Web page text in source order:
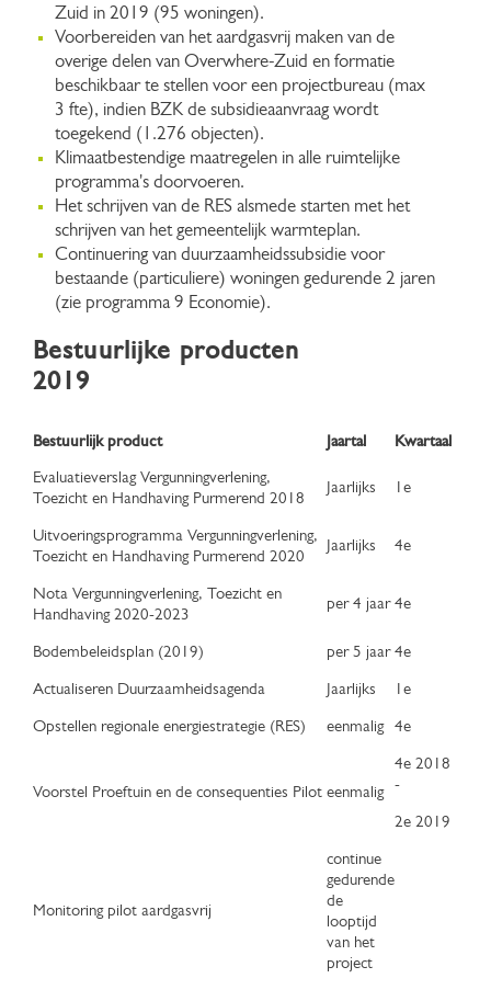
Zuid in 2019 (95 woningen).
Voorbereiden van het aardgasvrij maken van de
overige delen van Overwhere-Zuid en formatie
beschikbaar te stellen voor een projectbureau (max
3 fte), indien BZK de subsidieaanvraag wordt
toegekend (1.276 objecten).
Klimaatbestendige maatregelen in alle ruimtelijke
programma's doorvoeren.
Het schrijven van de RES alsmede starten met het
schrijven van het gemeentelijk warmteplan.
Continuering van duurzaamheidssubsidie voor
bestaande (particuliere) woningen gedurende 2 jaren
(zie programma 9 Economie).
Bestuurlijke producten
2019
Bestuurlijk product Jaartal Kwartaal
Evaluatieverslag Vergunningverlening,
Toezicht en Handhaving Purmerend 2018
Jaarlijks 1e
Uitvoeringsprogramma Vergunningverlening,
Toezicht en Handhaving Purmerend 2020
Jaarlijks 4e
Nota Vergunningverlening, Toezicht en
Handhaving 2020-2023
per 4 jaar 4e
Bodembeleidsplan (2019) per 5 jaar 4e
Actualiseren Duurzaamheidsagenda Jaarlijks 1e
Opstellen regionale energiestrategie (RES) eenmalig 4e
Voorstel Proeftuin en de consequenties Pilot eenmalig
4e 2018
-
2e 2019
Monitoring pilot aardgasvrij
continue
gedurende
de
looptijd
van het
project